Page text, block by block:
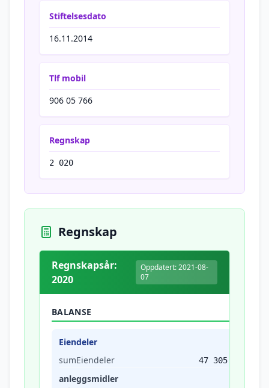
Stiftelsesdato
16.11.2014
Tlf mobil
906 05 766
Regnskap
2 020
Regnskap
Regnskapsår:
2020
Oppdatert: 2021-08-
07
BALANSE
Eiendeler
sumEiendeler
47 305
anleggsmidler